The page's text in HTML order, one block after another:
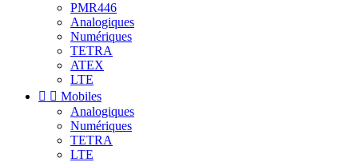
PMR446
Analogiques
Numériques
TETRA
ATEX
LTE
  Mobiles
Analogiques
Numériques
TETRA
LTE